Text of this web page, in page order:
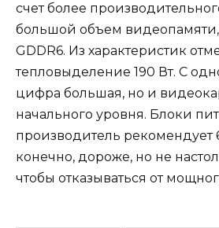
счет более
большой объем видеопамяти,
GDDR6. Из характеристик
тепловыделение 190 Вт. С
цифра большая, но и
начального уровня. Блоки
производитель рекомендует
конечно, дороже, но не
чтобы отказываться от